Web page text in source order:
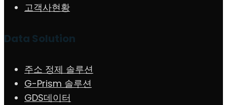
고객사현황
Data Solution
주소 정제 솔루션
G-Prism 솔루션
GDS데이터